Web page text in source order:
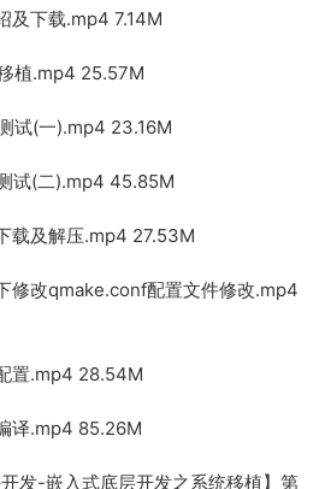
下载.mp4 7.14M
植.mp4 25.57M
试(一).mp4 23.16M
试(二).mp4 45.85M
载及解压.mp4 27.53M
修改qmake.conf配置文件修改.mp4
置.mp4 28.54M
译.mp4 85.26M
发-嵌入式底层开发之系统移植】第